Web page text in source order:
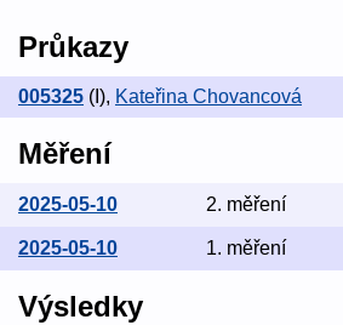
Průkazy
005325 (I), Kateřina Chovancová
Měření
2025-05-10 2. měření
2025-05-10 1. měření
Výsledky